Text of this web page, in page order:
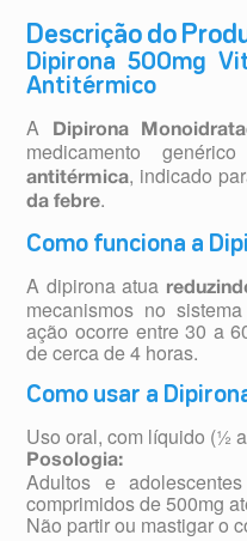
Descrição do
Dipirona 500mg
Antitérmico
A Dipirona
medicamento
antitérmica, indicado
da febre.
Como funciona a
A dipirona atua
mecanismos no
ação ocorre entre 30 a
de cerca de 4 horas.
Como usar a
Uso oral, com líquido (½
Posologia:
Adultos e
comprimidos de 500mg
Não partir ou mastigar o